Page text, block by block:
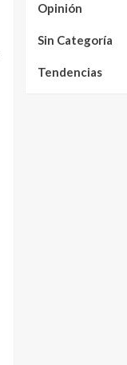
Opinión
Sin Categoría
Tendencias